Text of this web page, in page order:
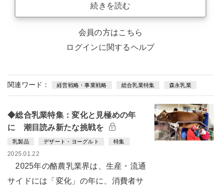
続きを読む
会員の方はこちら
ログインに関するヘルプ
関連ワード： 経営戦略・事業戦略 総合乳業特集 森永乳業
◆総合乳業特集：変化と見極めの年
に 潮目読み新たな挑戦を
乳製品 デザート・ヨーグルト 特集
2025.01.22
2025年の酪農乳業界は、生産・流通
サイドには「変化」の年に、消費者サ